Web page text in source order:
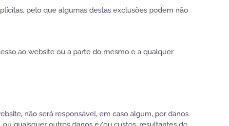
pelo que algumas destas exclusões podem não
ao website ou a parte do mesmo e a qualquer
não será responsável, em caso algum, por danos